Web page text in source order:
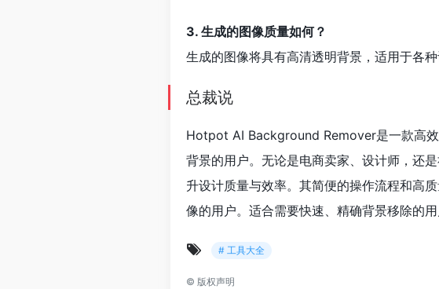
3. 生成的图像质量如何？
生成的图像将具有高清透明背景，适用于各
总裁说
Hotpot AI Background Remover是一款高
背景的用户。无论是电商卖家、设计师，还
升设计质量与效率。其简便的操作流程和高
像的用户。适合需要快速、精确背景移除的
# 工具大全
© 版权声明